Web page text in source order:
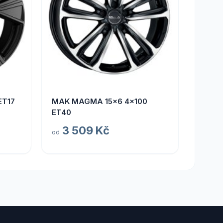
MAK MAGMA 15x6 4x100
ET40
od 3 509 Kč